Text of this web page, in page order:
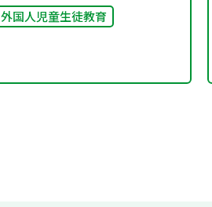
外国人児童生徒教育